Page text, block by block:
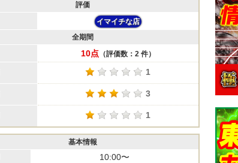
評価
イマイチな店
全期間
10点 （評価数：2 件）
1
3
1
基本情報
10:00〜